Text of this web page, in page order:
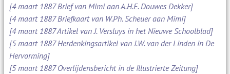
[4 maart 1887 Brief van Mimi aan A.H.E. Douwes Dekker]
[4 maart 1887 Briefkaart van W.Ph. Scheuer aan Mimi]
[4 maart 1887 Artikel van J. Versluys in het Nieuwe Schoolblad]
[5 maart 1887 Herdenkingsartikel van J.W. van der Linden in De
Hervorming]
[5 maart 1887 Overlijdensbericht in de Illustrierte Zeitung]